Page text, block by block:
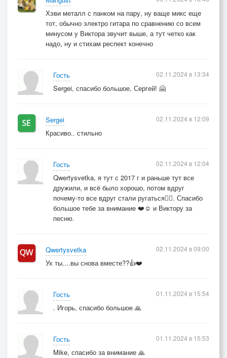
Хэви металл с панком на пару, ну ваще микс еще
тот, обычно электро гитара по сравнению со всем
минусом у Виктора звучит выше, а тут четко как
надо, ну и стихам респект конечно
Гость
Sergei, спасибо большое, Сергей! 🤗
02.11.2024 в 13:34
Sergei
Красиво.. стильно
02.11.2024 в 12:09
Гость
Qwertysvetka, я тут с 2017 г и раньше тут все
дружили, и всё было хорошо, потом вдруг
почему-то все вдруг стали ругаться🤷‍♀️. Спасибо
большое тебе за внимание ❤️☺️ и Виктору за
песню.
02.11.2024 в 12:04
Qwertysvetka
Ух ты....вы снова вместе??👍❤️
02.11.2024 в 09:00
Гость
. Игорь, спасибо большое 🙏
01.11.2024 в 15:54
Гость
Mike, спасибо за внимание 🙏
01.11.2024 в 15:53